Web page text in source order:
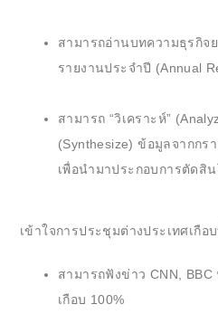
สามารถอ่านบทความธุรกิจ
รายงานประจำปี (Annual
สามารถ “วิเคราะห์”
(Synthesize) ข้อมูลจากก
เพื่อนำมาประกอบการตัดสิน
เข้าใจการประชุมต่างประเทศเกือ
สามารถฟังข่าว CNN, BBC
เกือบ 100%